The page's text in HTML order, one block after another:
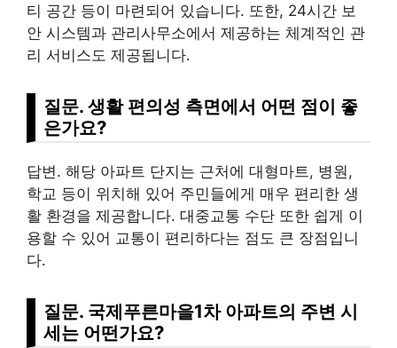
티 공간 등이 마련되어 있습니다. 또한, 24시간 보
안 시스템과 관리사무소에서 제공하는 체계적인 관
리 서비스도 제공됩니다.
질문. 생활 편의성 측면에서 어떤 점이 좋
은가요?
답변. 해당 아파트 단지는 근처에 대형마트, 병원,
학교 등이 위치해 있어 주민들에게 매우 편리한 생
활 환경을 제공합니다. 대중교통 수단 또한 쉽게 이
용할 수 있어 교통이 편리하다는 점도 큰 장점입니
다.
질문. 국제푸른마을1차 아파트의 주변 시
세는 어떤가요?